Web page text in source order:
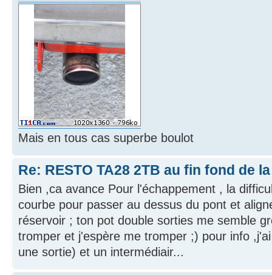
Mais en tous cas superbe boulot
Re: RESTO TA28 2TB au fin fond de
Bien ,ca avance Pour l'échappement , la
courbe pour passer au dessus du pont et
réservoir ; ton pot double sorties me semble
tromper et j'espère me tromper ;) pour info
une sortie) et un intermédiair...